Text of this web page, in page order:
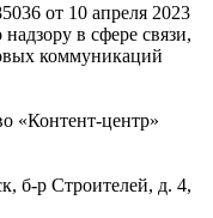
от 10 апреля 2023
в сфере связи,
коммуникаций
«Контент-центр»
б-р Строителей, д. 4,